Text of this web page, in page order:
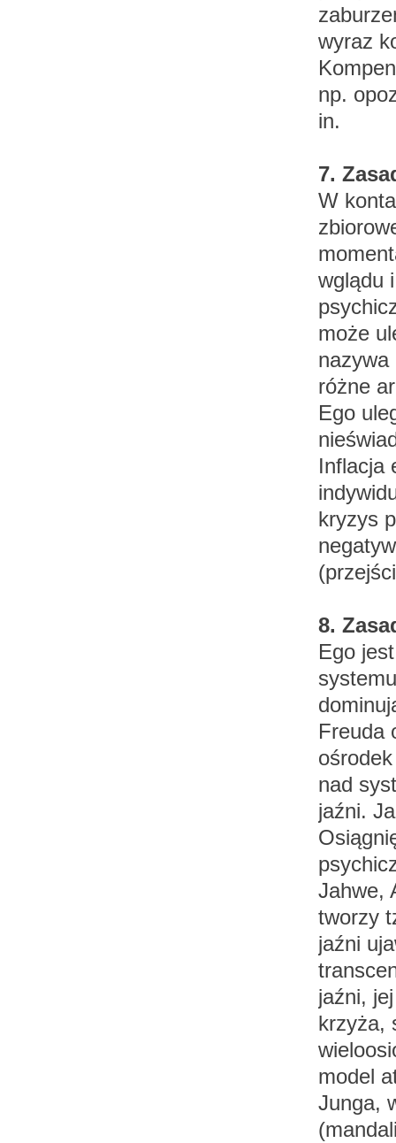
wyraz
np.
in.
7.
W
wglądu
może
nazywa
różne
Ego
Inflacja
kryzys
8.
Ego
Freuda
nad
jaźni.
Jahwe,
tworzy
jaźni
jaźni,
krzyża,
model
Junga,